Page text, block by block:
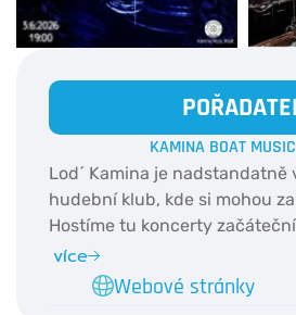
KAMINA BOAT
Lod´ Kamina je nadstandatně
hudební klub, kde si mohou
Hostíme tu koncerty
profesionální muzikanty, jako
nebo Václav Noid Bárta.
brázdila řeky Francie, odkud
více
Webové stránky